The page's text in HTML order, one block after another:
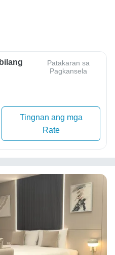
Patakaran sa
Pagkansela
Tingnan ang mga
Rate